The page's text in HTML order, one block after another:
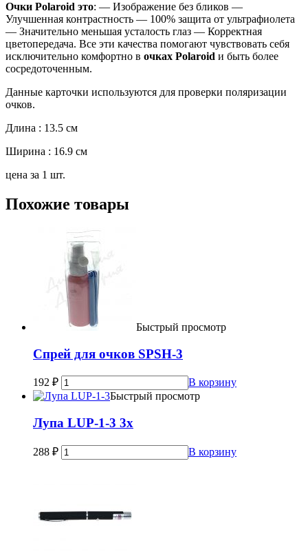
Очки Polaroid это: — Изображение без бликов —
Улучшенная контрастность — 100% защита от ультрафиолета
— Значительно меньшая усталость глаз — Корректная
цветопередача. Все эти качества помогают чувствовать себя
исключительно комфортно в очках Polaroid и быть более
сосредоточенным.
Данные карточки используются для проверки поляризации
очков.
Длина : 13.5 cм
Ширина : 16.9 cм
цена за 1 шт.
Похожие товары
Быстрый просмотр
Спрей для очков SPSH-3
192 ₽
В корзину
Быстрый просмотр
Лупа LUP-1-3 3х
288 ₽ В корзину